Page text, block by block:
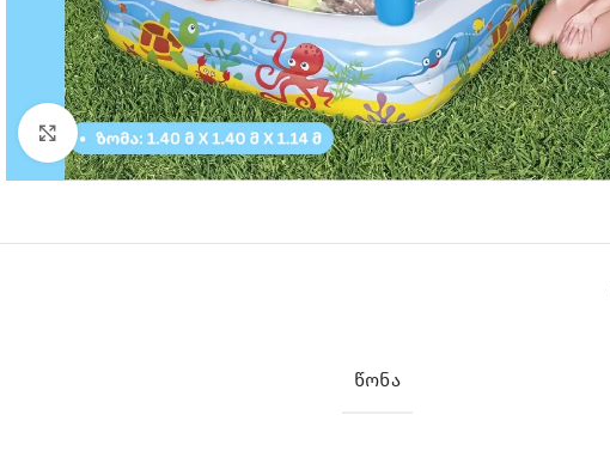
Click to enlarge
ᲬᲝᲜᲐ